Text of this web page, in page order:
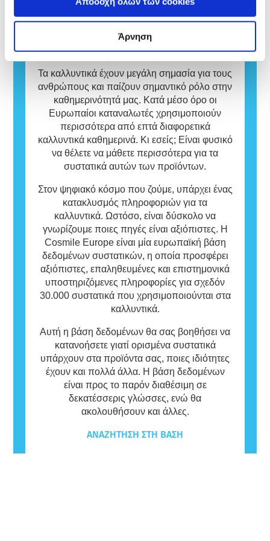
Άρνηση
εκτενώς όλους τους πιθανούς κινδύνους,
συμπεριλαμβανομένης της πιθανής
ενδοκρινικής διαταραχής.
πλειοψηφία του πληθυσμού είναι αβλαβείς.
Μια ουσία που προκαλεί αλλεργική
αντίδραση ονομάζεται αλλεργιογόνο. Τα
φροντίδας μπορεί να περιέχουν συστατικά
που ενδεχομένως να είναι αλλεργιογόνα για
ορισμένα άτομα.
Αυτό σημαίνει ότι το προϊόν είναι ασφαλές
για χρήση από άλλα άτομα.
Βάση δεδομένων
Τα καλλυντικά έχουν μεγάλη σημασία για τους
ανθρώπους και παίζουν σημαντικό ρόλο στην
καθημερινότητά μας. Κατά μέσο όρο οι
Ευρωπαίοι καταναλωτές χρησιμοποιούν
περισσότερα από επτά διαφορετικά
καλλυντικά καθημερινά. Κι εσείς; Είναι φυσικό
να θέλετε να μάθετε περισσότερα για τα
συστατικά αυτών των προϊόντων.
Στον ψηφιακό κόσμο που ζούμε, υπάρχει ένας
κατακλυσμός πληροφοριών για τα
καλλυντικά. Ωστόσο, είναι δύσκολο να
γνωρίζουμε ποιες πηγές είναι αξιόπιστες. Η
Cosmile Europe είναι μία ευρωπαϊκή βάση
δεδομένων συστατικών, η οποία προσφέρει
αξιόπιστες, επαληθευμένες και επιστημονικά
υποστηριζόμενες πληροφορίες για σχεδόν
30.000 συστατικά που χρησιμοποιούνται στα
καλλυντικά.
Αυτή η βάση δεδομένων θα σας βοηθήσει να
κατανοήσετε γιατί ορισμένα συστατικά
υπάρχουν στα προϊόντα σας, ποιες ιδιότητες
έχουν και πολλά άλλα. Η βάση δεδομένων
είναι προς το παρόν διαθέσιμη σε
δεκατέσσερις γλώσσες, ενώ θα
ακολουθήσουν και άλλες.
ΑΝΑΖΉΤΗΣΗ ΣΤΗ ΒΆΣΗ